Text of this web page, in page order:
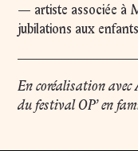
— artiste associée à
jubilations aux
En coréalisation avec
du festival OP’ en